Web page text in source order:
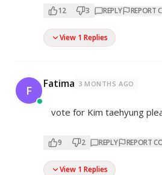
12 3 REPLY REPORT
View 1 Replies
F Fatima 3 MONTHS AGO
vote for Kim taehyung
9 2 REPLY REPORT
View 1 Replies